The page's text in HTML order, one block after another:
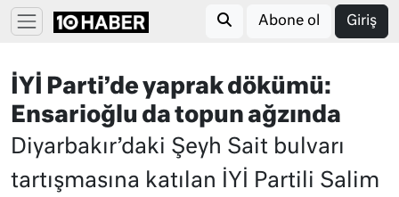
Abone ol Giriş
İYİ Parti’de yaprak dökümü:
Ensarioğlu da topun ağzında
Diyarbakır’daki Şeyh Sait bulvarı
tartışmasına katılan İYİ Partili Salim